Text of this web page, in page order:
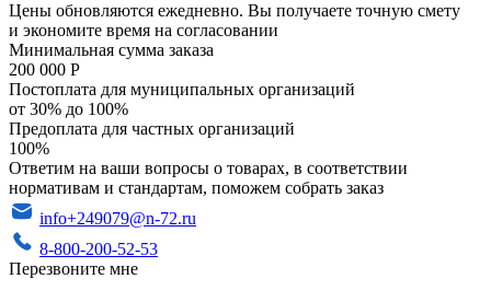
Цены обновляются ежедневно. Вы получаете точную смету
и экономите время на согласовании
Минимальная сумма заказа
200 000 Р
Постоплата для муниципальных организаций
от 30% до 100%
Предоплата для частных организаций
100%
Ответим на ваши вопросы о товарах, в соответствии
нормативам и стандартам, поможем собрать заказ
info+249079@n-72.ru
8-800-200-52-53
Перезвоните мне